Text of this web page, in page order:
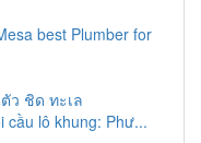
best Plumber for
ว ชิด ทะเล
cầu lô khung: Phư...